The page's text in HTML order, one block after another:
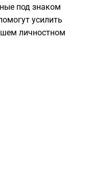
под знаком
усилить
личностном